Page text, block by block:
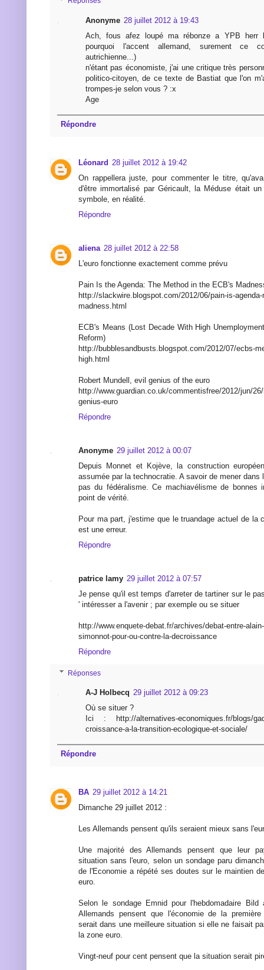
Anonyme 28 juillet 2012 à 19:43
Ach, fous afez loupé ma rébonze a YPB herr
pourquoi l'accent allemand, surement ce
autrichienne...)
n'étant pas économiste, j'ai une critique très
politico-citoyen, de ce texte de Bastiat que l'on
trompes-je selon vous ? :x
Age
Répondre
Léonard 28 juillet 2012 à 19:42
On rappellera juste, pour commenter le titre,
d'être immortalisé par Géricault, la Méduse était
symbole, en réalité.
Répondre
aliena 28 juillet 2012 à 22:58
L'euro fonctionne exactement comme prévu
Pain Is the Agenda: The Method in the ECB's
http://slackwire.blogspot.com/2012/06/pain-is-
madness.html
ECB's Means (Lost Decade With High
Reform)
http://bubblesandbusts.blogspot.com/2012/07/ecbs-
high.html
Robert Mundell, evil genius of the euro
http://www.guardian.co.uk/commentisfree/2012/jun/
genius-euro
Répondre
Anonyme 29 juillet 2012 à 00:07
Depuis Monnet et Kojève, la construction
assumée par la technocratie. A savoir de mener dans
pas du fédéralisme. Ce machiavélisme de bonnes
point de vérité.
Pour ma part, j'estime que le truandage actuel de la
est une erreur.
Répondre
patrice lamy 29 juillet 2012 à 07:57
Je pense qu'il est temps d'arreter de tartiner sur le
' intéresser a l'avenir ; par exemple ou se situer
http://www.enquete-debat.fr/archives/debat-entre-
simonnot-pour-ou-contre-la-decroissance
Répondre
Réponses
A-J Holbecq 29 juillet 2012 à 09:23
Où se situer ?
Ici : http://alternatives-economiques.fr/blogs/
croissance-a-la-transition-ecologique-et-sociale/
Répondre
BA 29 juillet 2012 à 14:21
Dimanche 29 juillet 2012 :
Les Allemands pensent qu'ils seraient mieux sans
Une majorité des Allemands pensent que leur
situation sans l'euro, selon un sondage paru
de l'Economie a répété ses doutes sur le maintien
euro.
Selon le sondage Emnid pour l'hebdomadaire
Allemands pensent que l'économie de la première
serait dans une meilleure situation si elle ne faisait
la zone euro.
Vingt-neuf pour cent pensent que la situation serait